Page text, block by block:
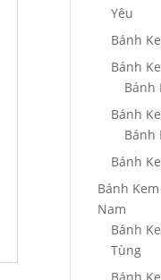
Yêu
Bánh
Bánh
Bánh
Bánh
Bánh
Bánh
Bánh
Nam
Bánh
Tùng